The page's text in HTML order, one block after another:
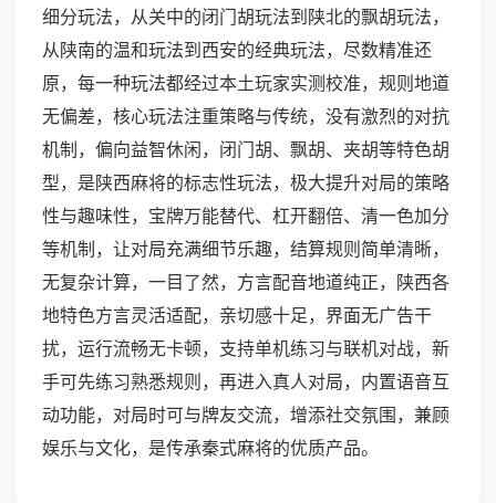
细分玩法，从关中的闭门胡玩法到陕北的飘胡玩法，
从陕南的温和玩法到西安的经典玩法，尽数精准还
原，每一种玩法都经过本土玩家实测校准，规则地道
无偏差，核心玩法注重策略与传统，没有激烈的对抗
机制，偏向益智休闲，闭门胡、飘胡、夹胡等特色胡
型，是陕西麻将的标志性玩法，极大提升对局的策略
性与趣味性，宝牌万能替代、杠开翻倍、清一色加分
等机制，让对局充满细节乐趣，结算规则简单清晰，
无复杂计算，一目了然，方言配音地道纯正，陕西各
地特色方言灵活适配，亲切感十足，界面无广告干
扰，运行流畅无卡顿，支持单机练习与联机对战，新
手可先练习熟悉规则，再进入真人对局，内置语音互
动功能，对局时可与牌友交流，增添社交氛围，兼顾
娱乐与文化，是传承秦式麻将的优质产品。